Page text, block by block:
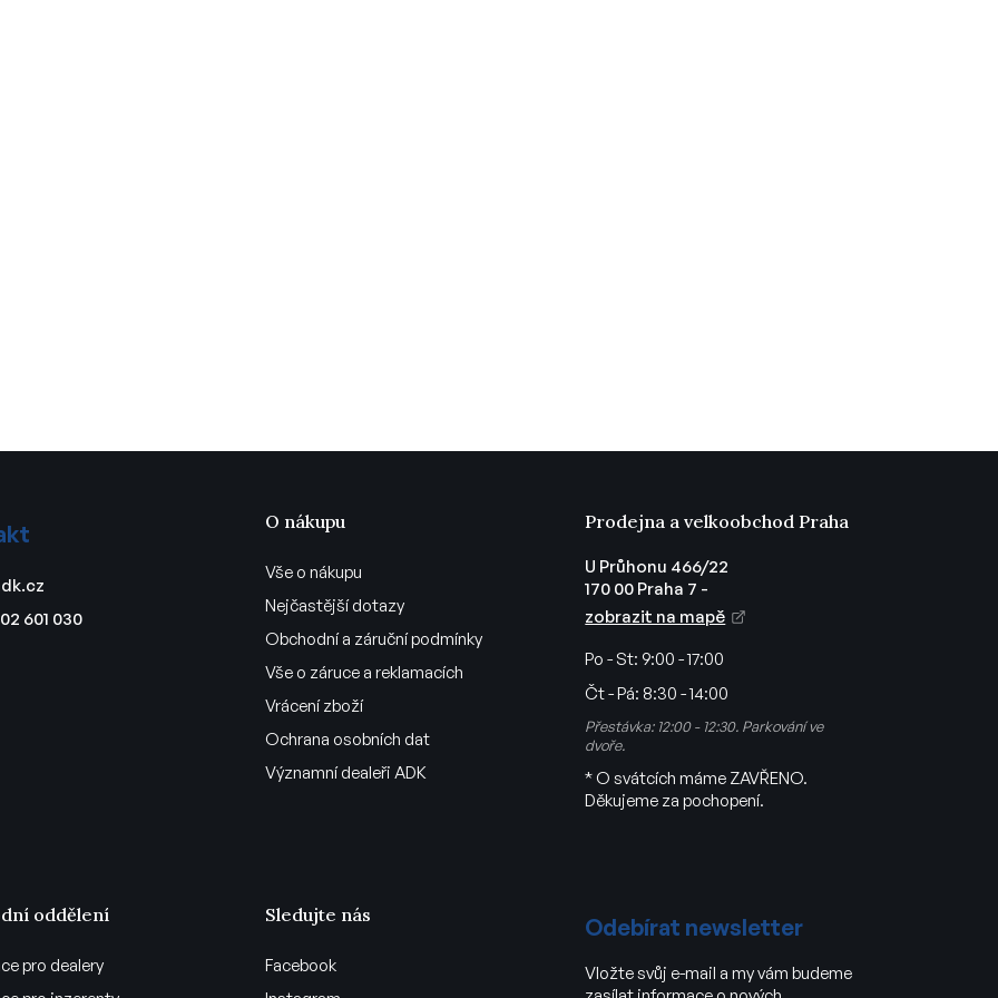
601 030
O nákupu
Vše o nákupu
Nejčastější dotazy
Obchodní a záruční podmínky
Vše o záruce a reklamacích
Vrácení zboží
Ochrana osobních dat
Významní dealeři ADK
Prodejna a velkoobchod Praha
U Průhonu 466/22
170 00 Praha 7 -
zobrazit na mapě
Po - St: 9:00 - 17:00
Čt - Pá: 8:30 - 14:00
Přestávka: 12:00 - 12:30. Parkování ve
dvoře.
* O svátcích máme ZAVŘENO.
Děkujeme za pochopení.
oddělení
pro dealery
Sledujte nás
Facebook
Odebírat newsletter
Vložte svůj e-mail a my vám budeme